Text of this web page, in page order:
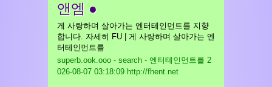
앤엠 ●
게 사랑하며 살아가는 엔터테인먼트를 지향
합니다. 자세히 FU | 게 사랑하며 살아가는 엔
터테인먼트를
superb.ook.ooo - search - 엔터테인먼트를 2
026-08-07 03:18:09 http://fhent.net